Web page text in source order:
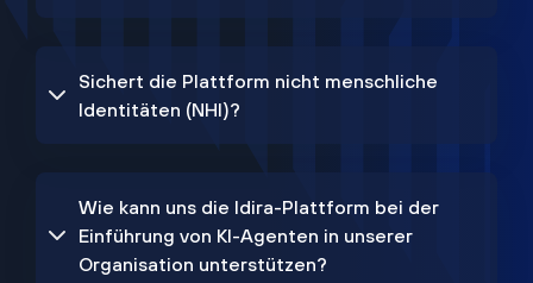
Sichert die Plattform nicht menschliche
Identitäten (NHI)?
Wie kann uns die Idira-Plattform bei der
Einführung von KI-Agenten in unserer
Organisation unterstützen?